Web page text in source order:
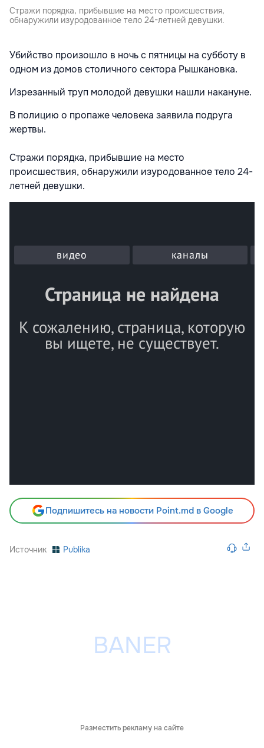
Стражи порядка, прибывшие на место происшествия,
обнаружили изуродованное тело 24-летней девушки.
Убийство произошло в ночь с пятницы на субботу в
одном из домов столичного сектора Рышкановка.
Изрезанный труп молодой девушки нашли накануне.
В полицию о пропаже человека заявила подруга
жертвы.
Стражи порядка, прибывшие на место
происшествия, обнаружили изуродованное тело 24-
летней девушки.
Подпишитесь на новости Point.md в Google
Источник Publika
Разместить рекламу на сайте